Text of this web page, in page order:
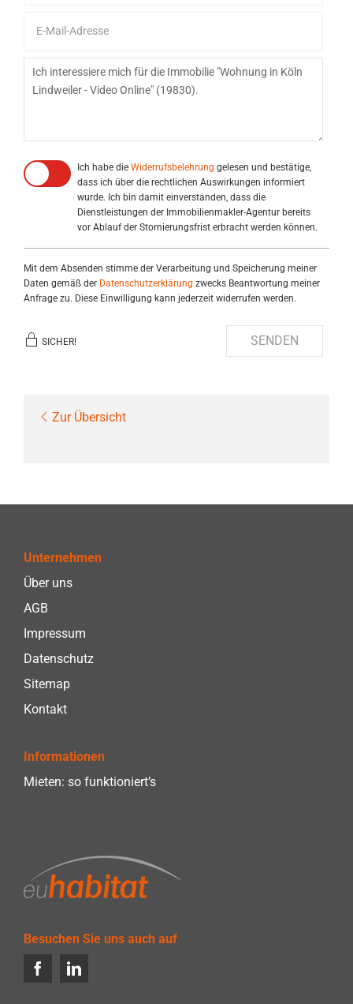
Ich habe die Widerrufsbelehrung gelesen und bestätige,
dass ich über die rechtlichen Auswirkungen informiert
wurde. Ich bin damit einverstanden, dass die
Dienstleistungen der Immobilienmakler-Agentur bereits
vor Ablauf der Stornierungsfrist erbracht werden können.
Mit dem Absenden stimme der Verarbeitung und Speicherung meiner
Daten gemäß der Datenschutzerklärung zwecks Beantwortung meiner
Anfrage zu. Diese Einwilligung kann jederzeit widerrufen werden.
SICHER! SENDEN
Zur Übersicht
Unternehmen
Über uns
AGB
Impressum
Datenschutz
Sitemap
Kontakt
Informationen
Mieten: so funktioniert’s
Besuchen Sie uns auch auf